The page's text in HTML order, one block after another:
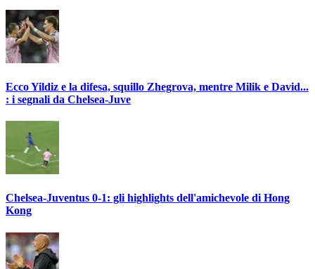
Ecco Yildiz e la difesa, squillo Zhegrova, mentre Milik e David...
: i segnali da Chelsea-Juve
Chelsea-Juventus 0-1: gli highlights dell'amichevole di Hong
Kong